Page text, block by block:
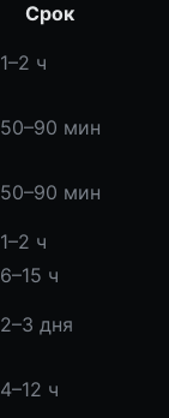
Срок
1–2 ч
50–90 мин
50–90 мин
1–2 ч
6–15 ч
2–3 дня
4–12 ч